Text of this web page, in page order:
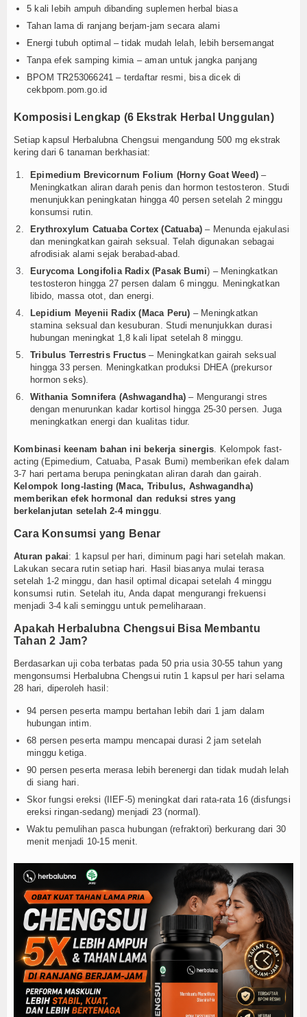
5 kali lebih ampuh dibanding suplemen herbal biasa
Tahan lama di ranjang berjam-jam secara alami
Energi tubuh optimal – tidak mudah lelah, lebih bersemangat
Tanpa efek samping kimia – aman untuk jangka panjang
BPOM TR253066241 – terdaftar resmi, bisa dicek di
cekbpom.pom.go.id
Komposisi Lengkap (6 Ekstrak Herbal Unggulan)
Setiap kapsul Herbalubna Chengsui mengandung 500 mg ekstrak
kering dari 6 tanaman berkhasiat:
Epimedium Brevicornum Folium (Horny Goat Weed)–
Meningkatkan aliran darah penis dan hormon testosteron. Studi
menunjukkan peningkatan hingga 40 persen setelah 2 minggu
konsumsi rutin.
Erythroxylum Catuaba Cortex (Catuaba) – Menunda ejakulasi
dan meningkatkan gairah seksual. Telah digunakan sebagai
afrodisiak alami sejak berabad-abad.
Eurycoma Longifolia Radix (Pasak Bumi) – Meningkatkan
testosteron hingga 27 persen dalam 6 minggu. Meningkatkan
libido, massa otot, dan energi.
Lepidium Meyenii Radix (Maca Peru) – Meningkatkan
stamina seksual dan kesuburan. Studi menunjukkan durasi
hubungan meningkat 1,8 kali lipat setelah 8 minggu.
Tribulus Terrestris Fructus – Meningkatkan gairah seksual
hingga 33 persen. Meningkatkan produksi DHEA (prekursor
hormon seks).
Withania Somnifera (Ashwagandha) – Mengurangi stres
dengan menurunkan kadar kortisol hingga 25-30 persen. Juga
meningkatkan energi dan kualitas tidur.
Kombinasi keenam bahan ini bekerja sinergis. Kelompok fast-
acting (Epimedium, Catuaba, Pasak Bumi) memberikan efek dalam
3-7 hari pertama berupa peningkatan aliran darah dan gairah.
Kelompok long-lasting (Maca, Tribulus, Ashwagandha)
memberikan efek hormonal dan reduksi stres yang
berkelanjutan setelah 2-4 minggu.
Cara Konsumsi yang Benar
Aturan pakai: 1 kapsul per hari, diminum pagi hari setelah makan.
Lakukan secara rutin setiap hari. Hasil biasanya mulai terasa
setelah 1-2 minggu, dan hasil optimal dicapai setelah 4 minggu
konsumsi rutin. Setelah itu, Anda dapat mengurangi frekuensi
menjadi 3-4 kali seminggu untuk pemeliharaan.
Apakah Herbalubna Chengsui Bisa Membantu
Tahan 2 Jam?
Berdasarkan uji coba terbatas pada 50 pria usia 30-55 tahun yang
mengonsumsi Herbalubna Chengsui rutin 1 kapsul per hari selama
28 hari, diperoleh hasil:
94 persen peserta mampu bertahan lebih dari 1 jam dalam
hubungan intim.
68 persen peserta mampu mencapai durasi 2 jam setelah
minggu ketiga.
90 persen peserta merasa lebih berenergi dan tidak mudah lelah
di siang hari.
Skor fungsi ereksi (IIEF-5) meningkat dari rata-rata 16 (disfungsi
ereksi ringan-sedang) menjadi 23 (normal).
Waktu pemulihan pasca hubungan (refraktori) berkurang dari 30
menit menjadi 10-15 menit.